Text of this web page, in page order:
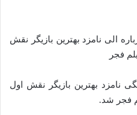
الی نامزد بهترین بازیگر نقش
نامزد بهترین بازیگر نقش اول